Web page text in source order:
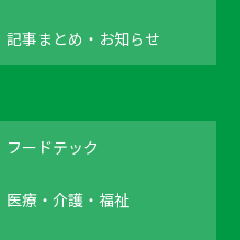
記事まとめ・お知らせ
フードテック
医療・介護・福祉